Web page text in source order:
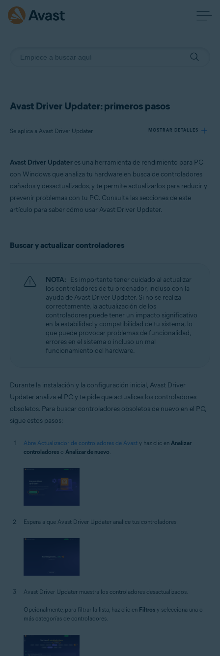
Avast Driver Updater: primeros pasos
Se aplica a Avast Driver Updater MOSTRAR DETALLES
Sistemas operativos:
Avast Driver Updater es una herramienta de rendimiento para PC
con Windows que analiza tu hardware en busca de controladores
dañados y desactualizados, y te permite actualizarlos para reducir y
prevenir problemas con tu PC. Consulta las secciones de este
artículo para saber cómo usar Avast Driver Updater.
Buscar y actualizar controladores
NOTA: Es importante tener cuidado al actualizar
los controladores de tu ordenador, incluso con la
ayuda de Avast Driver Updater. Si no se realiza
correctamente, la actualización de los
controladores puede tener un impacto significativo
en la estabilidad y compatibilidad de tu sistema, lo
que puede provocar problemas de funcionalidad,
errores en el sistema o incluso un mal
funcionamiento del hardware.
Durante la instalación y la configuración inicial, Avast Driver
Updater analiza el PC y te pide que actualices los controladores
obsoletos. Para buscar controladores obsoletos de nuevo en el PC,
sigue estos pasos:
Abre Actualizador de controladores de Avast y haz clic en Analizar
controladores o Analizar de nuevo.
Espera a que Avast Driver Updater analice tus controladores.
Avast Driver Updater muestra los controladores desactualizados.
Opcionalmente, para filtrar la lista, haz clic en Filtros y selecciona una o
más categorías de controladores.